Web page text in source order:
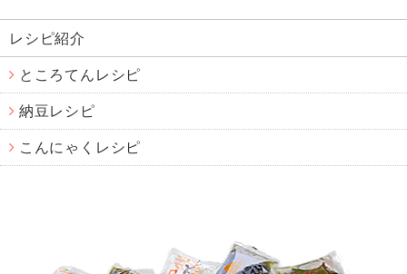
レシピ紹介
ところてんレシピ
納豆レシピ
こんにゃくレシピ